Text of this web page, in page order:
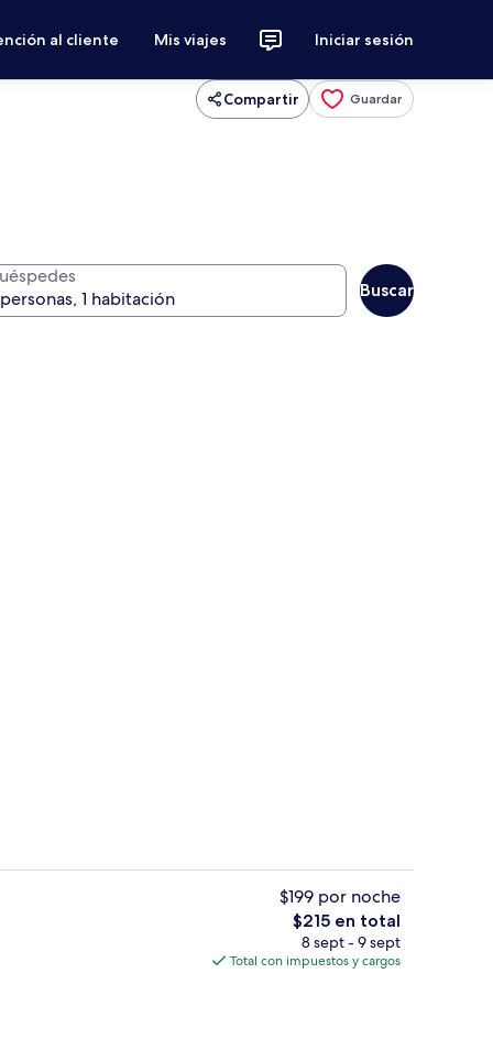
al cliente Mis viajes Iniciar sesión
Compartir Guardar
Buscar
2 albercas al aire libre y camas
$199 por noche
El
precio
total
$215 en total
8 sept - 9 sept
Total con impuestos y cargos